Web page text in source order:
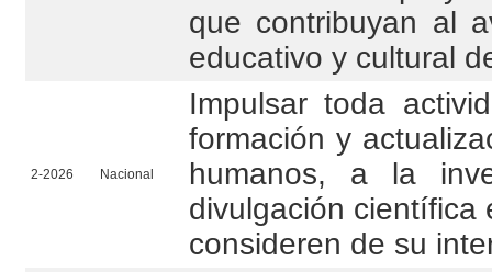
que contribuyan al
educativo y cultural
2-2026 Nacional
Impulsar toda
formación y
humanos, a la
divulgación científica
consideren de su